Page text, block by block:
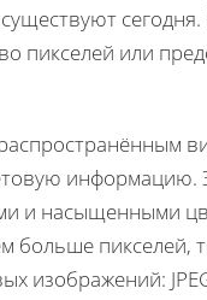
пикселей или
информацию.
и насыщенными
больше
изображений: